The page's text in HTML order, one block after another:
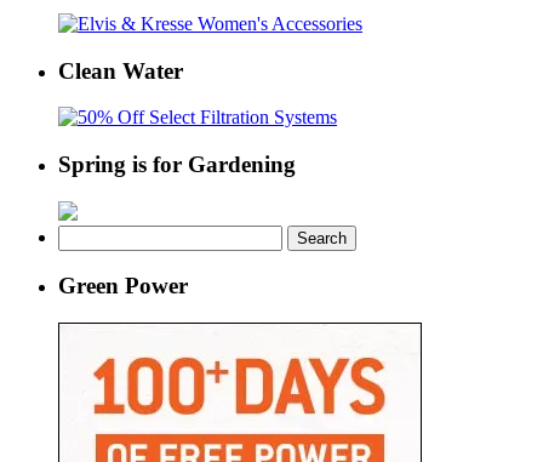
Clean Water
Spring is for Gardening
for:
Green Power